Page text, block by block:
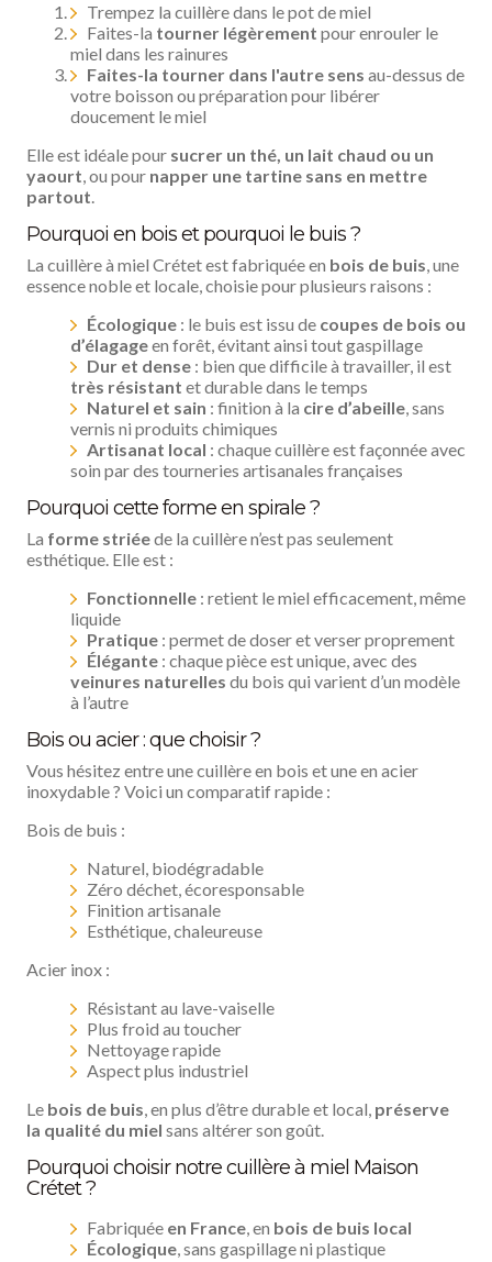
Trempez la cuillère dans le pot de miel
Faites-la tourner légèrement pour enrouler le
miel dans les rainures
Faites-la tourner dans l'autre sens au-dessus de
votre boisson ou préparation pour libérer
doucement le miel
Elle est idéale pour sucrer un thé, un lait chaud ou un
yaourt, ou pour napper une tartine sans en mettre
partout.
Pourquoi en bois et pourquoi le buis ?
La cuillère à miel Crétet est fabriquée en bois de buis, une
essence noble et locale, choisie pour plusieurs raisons :
Écologique : le buis est issu de coupes de bois ou
d’élagageen forêt, évitant ainsi tout gaspillage
Dur et dense : bien que difficile à travailler, il est
très résistant et durable dans le temps
Naturel et sain : finition à la cire d’abeille, sans
vernis ni produits chimiques
Artisanat local : chaque cuillère est façonnée avec
soin par des tourneries artisanales françaises
Pourquoi cette forme en spirale ?
La forme striéede la cuillère n’est pas seulement
esthétique. Elle est :
Fonctionnelle : retient le miel efficacement, même
liquide
Pratique : permet de doser et verser proprement
Élégante : chaque pièce est unique, avec des
veinures naturelles du bois qui varient d’un modèle
à l’autre
Bois ou acier : que choisir ?
Vous hésitez entre une cuillère en bois et une en acier
inoxydable ? Voici un comparatif rapide :
Bois de buis :
Naturel, biodégradable
Zéro déchet, écoresponsable
Finition artisanale
Esthétique, chaleureuse
Acier inox :
Résistant au lave-vaiselle
Plus froid au toucher
Nettoyage rapide
Aspect plus industriel
Le bois de buis, en plus d’être durable et local, préserve
la qualité du miel sans altérer son goût.
Pourquoi choisir notre cuillère à miel Maison
Crétet ?
Fabriquée en France, en bois de buis local
Écologique, sans gaspillage ni plastique